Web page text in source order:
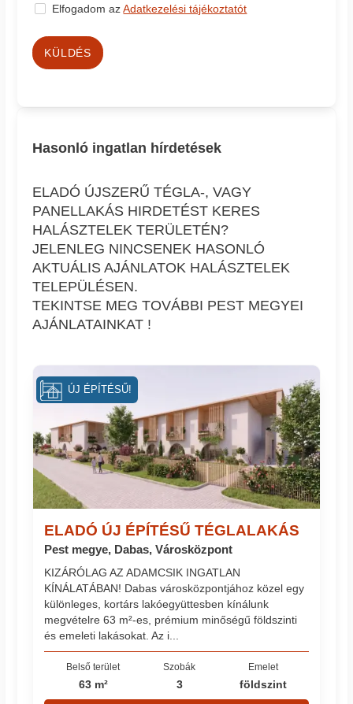
Elfogadom azAdatkezelési tájékoztatót
KÜLDÉS
Hasonló ingatlan hírdetések
ELADÓ ÚJSZERŰ TÉGLA-, VAGY
PANELLAKÁS HIRDETÉST KERES
HALÁSZTELEK TERÜLETÉN?
JELENLEG NINCSENEK HASONLÓ
AKTUÁLIS AJÁNLATOK HALÁSZTELEK
TELEPÜLÉSEN.
TEKINTSE MEG TOVÁBBI PEST MEGYEI
AJÁNLATAINKAT !
ELADÓ ÚJ ÉPÍTÉSŰ TÉGLALAKÁS
Pest megye, Dabas, Városközpont
KIZÁRÓLAG AZ ADAMCSIK INGATLAN
KÍNÁLATÁBAN! Dabas városközpontjához közel egy
különleges, kortárs lakóegyüttesben kínálunk
megvételre 63 m²-es, prémium minőségű földszinti
és emeleti lakásokat. Az i...
Belső terület
63 m²
Szobák
3
Emelet
földszint
ÚJ ÉPÍTÉSŰ!